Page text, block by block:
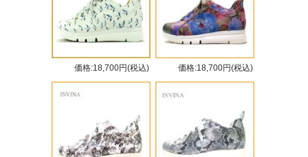
価格:18,700円(税込) 価格:18,700円(税込)